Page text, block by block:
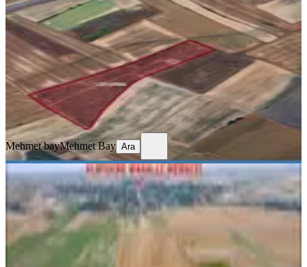
Tekirdağ, Saray
274 m²·1.277/m²·30.06.2026
350.000 ₺365.000 ₺
Mehmet bayMehmet Bay
Ara
Mehmet bayMehmet Bay Ara
Saray Kurtdere Köy Merkezine Yakın
1.250 M2 Muafakatnemeli Tarla
Tekirdağ, Saray
1250 m² · 25.06.2026